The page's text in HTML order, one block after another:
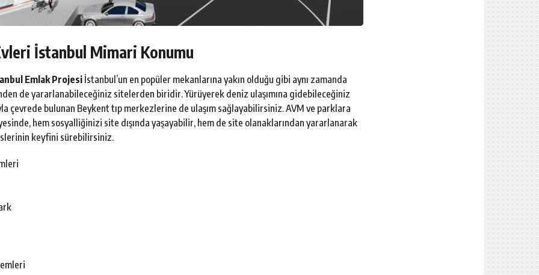
İstanbul Mimari Konumu
Emlak Projesi İstanbul’un en popüler mekanlarına yakın olduğu gibi aynı zamanda
de yararlanabileceğiniz sitelerden biridir. Yürüyerek deniz ulaşımına gidebileceğiniz
çevrede bulunan Beykent tıp merkezlerine de ulaşım sağlayabilirsiniz. AVM ve parklara
hem sosyalliğinizi site dışında yaşayabilir, hem de site olanaklarından yararlanarak
keyfini sürebilirsiniz.